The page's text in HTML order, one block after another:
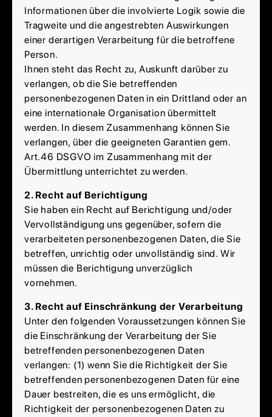
Informationen über die involvierte Logik sowie die
Tragweite und die angestrebten Auswirkungen
einer derartigen Verarbeitung für die betroffene
Person.
Ihnen steht das Recht zu, Auskunft darüber zu
verlangen, ob die Sie betreffenden
personenbezogenen Daten in ein Drittland oder an
eine internationale Organisation übermittelt
werden. In diesem Zusammenhang können Sie
verlangen, über die geeigneten Garantien gem.
Art.46 DSGVO im Zusammenhang mit der
Übermittlung unterrichtet zu werden.
2. Recht auf Berichtigung
Sie haben ein Recht auf Berichtigung und/oder
Vervollständigung uns gegenüber, sofern die
verarbeiteten personenbezogenen Daten, die Sie
betreffen, unrichtig oder unvollständig sind. Wir
müssen die Berichtigung unverzüglich
vornehmen.
3. Recht auf Einschränkung der Verarbeitung
Unter den folgenden Voraussetzungen können Sie
die Einschränkung der Verarbeitung der Sie
betreffenden personenbezogenen Daten
verlangen: (1) wenn Sie die Richtigkeit der Sie
betreffenden personenbezogenen Daten für eine
Dauer bestreiten, die es uns ermöglicht, die
Richtigkeit der personenbezogenen Daten zu